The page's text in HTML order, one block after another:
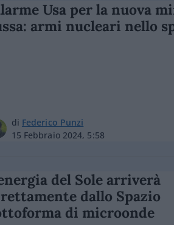
Usa per la nuova
armi nucleari nello
di Federico Punzi
15 Febbraio 2024, 5:58
del Sole arriverà
dallo Spazio
di microonde